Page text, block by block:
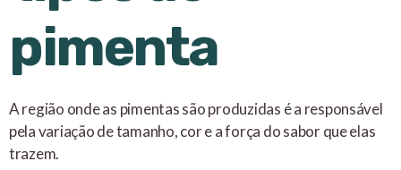
pimenta
A região onde as pimentas são produzidas é a responsável
pela variação de tamanho, cor e a força do sabor que elas
trazem.